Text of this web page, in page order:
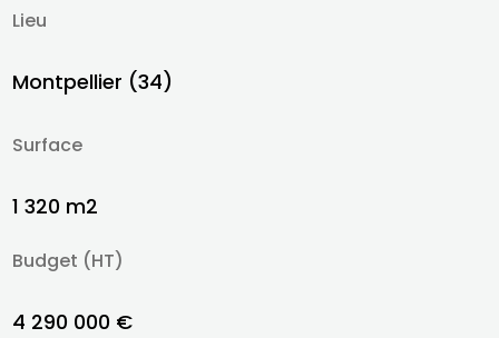
Lieu
Montpellier (34)
Surface
1 320 m2
Budget (HT)
4 290 000 €